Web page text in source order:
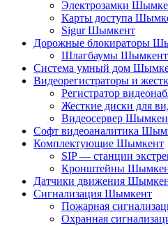
Электрозамки
Карты доступа
Sigur Шымкент
Дорожные блокираторы
Шлагбаумы Шымкент
Система умный дом
Видеорегистраторы и
Регистратор
Жесткие диски для
Видеосервер
Софт видеоаналитика
Комплектующие Шымкент
SIP — станции
Кронштейны
Датчики движения
Сигнализация Шымкент
Пожарная
Охранная